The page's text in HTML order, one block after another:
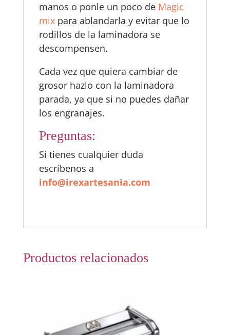
manos o ponle un poco de Magic
mixpara ablandarla y evitar que lo
rodillos de la laminadora se
descompensen.
Cada vez que quiera cambiar de
grosor hazlo con la laminadora
parada, ya que si no puedes dañar
los engranajes.
Preguntas:
Si tienes cualquier duda
escríbenos a
info@irexartesania.com
Productos relacionados